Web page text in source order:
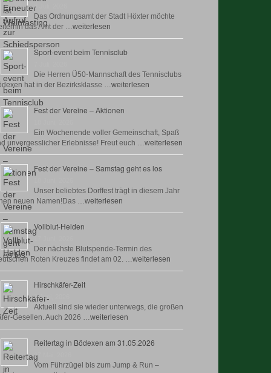
8 Juli, 2026
Das Ordnungsamt der Stadt Höxter möchte
das Amt der …weiterlesen
Sport-event beim Tennisclub
Die Herren Ü50-Mannschaft des Tennisclubs
hat in der Bezirksklasse …weiterlesen
Fest der Vereine – Aktionen
Ein Wochenende voller Gemeinschaft, Spaß
unvergesslicher Erlebnisse! Freut euch …weiterlesen
Fest der Vereine – Samstag geht es los
Unser beliebtes Dorffest trägt in diesem Jahr
neuen Namen!Das …weiterlesen
Vollblut-Helden
Der nächste Blutspende-Termin des
Roten Kreuzes findet am 02. …weiterlesen
Hirschkäfer-Zeit
9 Juni, 2026
Aktuell sind sie wieder unterwegs, die großen
Gesellen. Auch 2026 …weiterlesen
Reitertag in Bödexen am 31.05.2026
27 Mai, 2026
Vom Führzügel bis zum Jump & Run –